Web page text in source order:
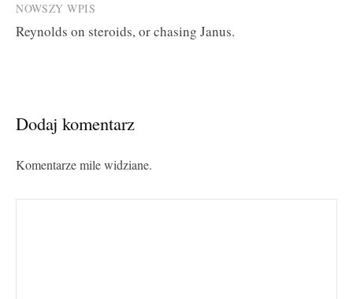
NOWSZY WPIS
Reynolds on steroids, or chasing Janus.
Dodaj komentarz
Komentarze mile widziane.